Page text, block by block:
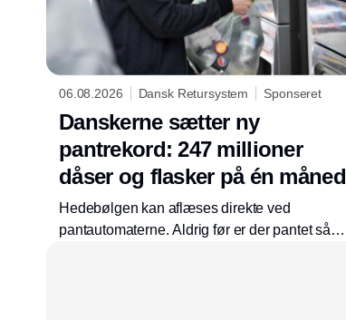
06.08.2026 Dansk Retursystem Sponseret
Danskerne sætter ny
pantrekord: 247 millioner
dåser og flasker på én måned
Hedebølgen kan aflæses direkte ved
pantautomaterne. Aldrig før er der pantet så